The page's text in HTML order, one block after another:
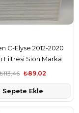
C-Elyse 2012-2020
Filtresi Sıon Marka
9678792080
₺89,02
₺113,46
Sepete Ekle